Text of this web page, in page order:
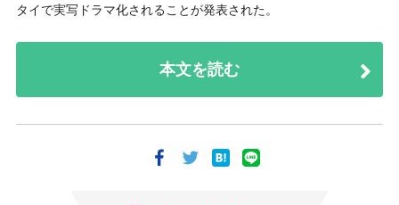
タイで実写ドラマ化されることが発表された。
本文を読む